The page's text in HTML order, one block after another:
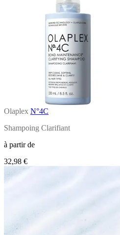
Olaplex N°4C
Shampoing Clarifiant
à partir de
32,98 €